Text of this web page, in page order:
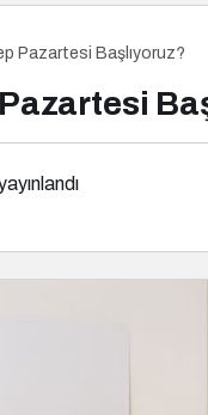
Pazartesi Başlıyoruz?